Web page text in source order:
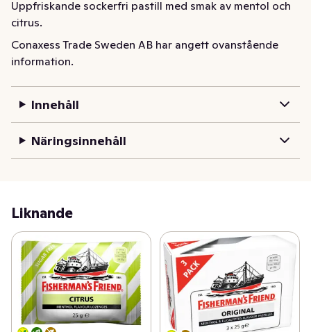
Uppfriskande sockerfri pastill med smak av mentol och
citrus.
Conaxess Trade Sweden AB har angett ovanstående
information.
Innehåll
Näringsinnehåll
Liknande